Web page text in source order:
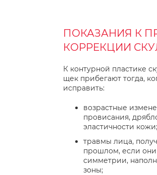
ПОКАЗАНИЯ К
КОРРЕКЦИИ
К контурной пластике
щек прибегают тогда,
исправить:
возрастные
провисания,
эластичности кожи;
травмы лица,
прошлом, если они
симметрии,
зоны;